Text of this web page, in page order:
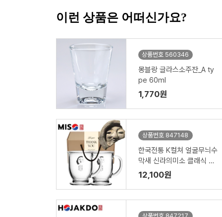
이런 상품은 어떠신가요?
상품번호 560346
몽블랑 글라스소주잔_A ty
pe 60ml
1,770원
상품번호 847148
한국전통 K컬쳐 얼굴무늬수
막새 신라의미소 클래식 글
라스 머그컵 440ml 2P 기
프팅
12,100원